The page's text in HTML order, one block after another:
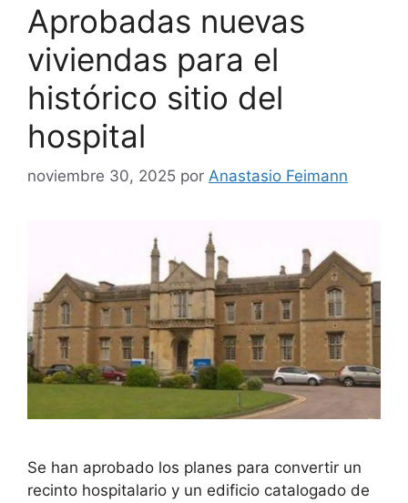
Aprobadas nuevas
viviendas para el
histórico sitio del
hospital
noviembre 30, 2025 por Anastasio Feimann
Se han aprobado los planes para convertir un
recinto hospitalario y un edificio catalogado de